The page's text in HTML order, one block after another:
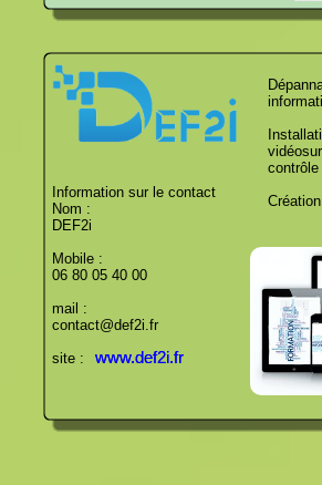
Information sur le contact
Nom :
DEF2i
Mobile :
06 80 05 40 00
mail :
contact@def2i.fr
site :
www.def2i.fr